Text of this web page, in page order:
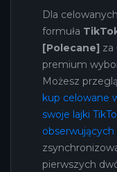
Dla
formuła
[Polecane] za
premium
Możesz
kup celowane
swoje lajki
obserwujących
pierwszych